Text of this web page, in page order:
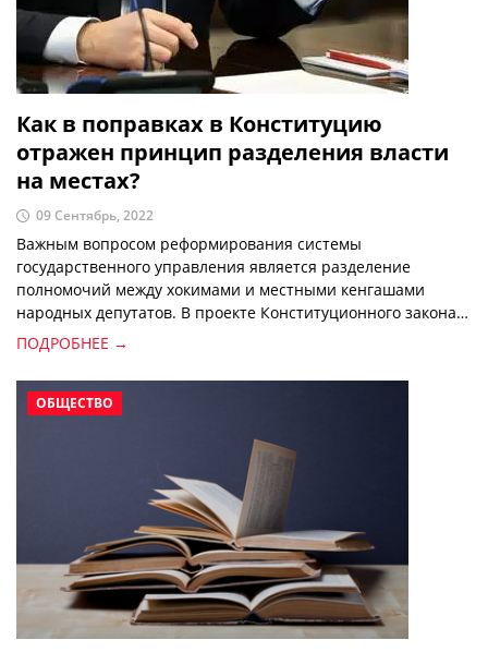
Как в поправках в Конституцию
отражен принцип разделения власти
на местах?
09 Сентябрь, 2022
Важным вопросом реформирования системы
государственного управления является разделение
полномочий между хокимами и местными кенгашами
народных депутатов. В проекте Конституционного закона
“О внесении изменений и дополнений в Конституцию
Республики Узбекистан” предусмотрено разделить
полномочия хокима как главы исполнительной власти на
местах и председателя Кенгашей народных депутатов.
ПОДРОБНЕЕ →
ОБЩЕСТВО